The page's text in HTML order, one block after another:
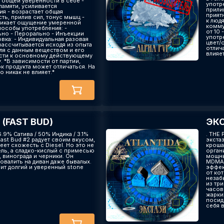
усиливается
- возрастает общая
прилив сил, тонус мышц -
ощущение умеренной
употребления: -
- Перорально - Инъекции
- Индивидуальная разовая
исходя из опыта
с данным веществом и его
к основному действующему
*В зависимости от партии,
продукта может отличаться. На
никак не влияет.*
к
от 10
цвет/
BUD)
Сатива / 50% Индика / 3.1%
Bud #2 радует своим вкусом,
схожесть с Diesel. Но это не
а сладко-кислый с примесью
и черники. Он
на диван даже бывалых.
долгий и уверенный stone
. THE
от
из
себя